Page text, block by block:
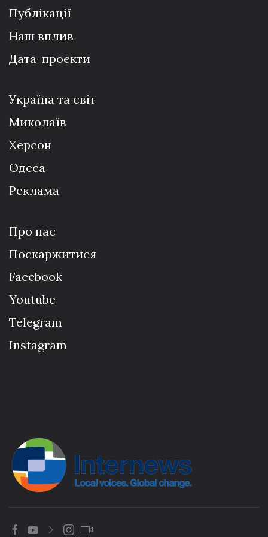
Публікації
Наш вплив
Дата-проєкти
Україна та світ
Миколаїв
Херсон
Одеса
Реклама
Про нас
Поскаржитися
Facebook
Youtube
Telegram
Instagram